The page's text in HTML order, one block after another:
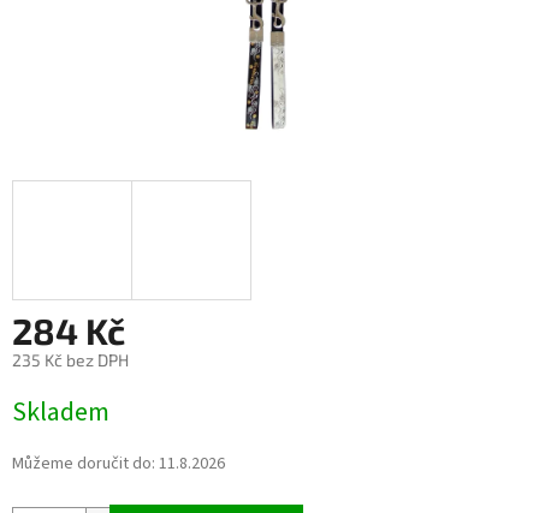
284 Kč
235 Kč bez DPH
cena:
Skladem
Můžeme doručit do: 11.8.2026